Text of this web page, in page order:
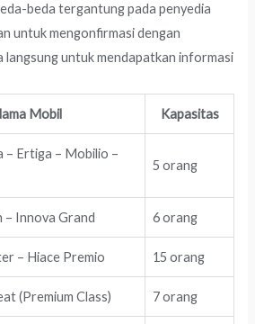
beda tergantung pada penyedia
untuk mengonfirmasi dengan
langsung untuk mendapatkan informasi
Mobil Kapasitas
– Ertiga – Mobilio –
5 orang
– Innova Grand 6 orang
– Hiace Premio 15 orang
(Premium Class) 7 orang